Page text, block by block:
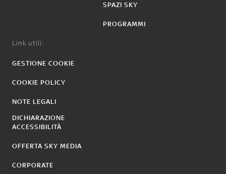
SPAZI SKY
PROGRAMMI
Link utili:
GESTIONE COOKIE
COOKIE POLICY
NOTE LEGALI
DICHIARAZIONE
ACCESSIBILITÀ
OFFERTA SKY MEDIA
CORPORATE